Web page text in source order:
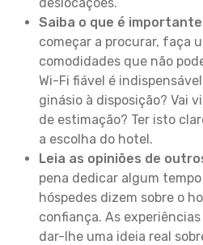
Saiba o que é
começar a procurar, faça
comodidades que não
Wi-Fi fiável é
ginásio à disposição? Vai
de estimação? Ter isto
a escolha do hotel.
Leia as opiniões de
pena dedicar algum
hóspedes dizem sobre o
confiança. As
dar-lhe uma ideia real